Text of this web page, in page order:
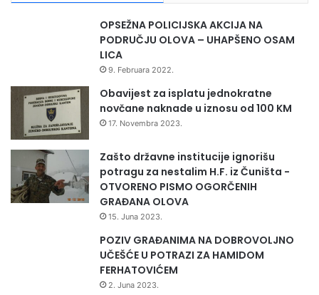
OPSEŽNA POLICIJSKA AKCIJA NA
PODRUČJU OLOVA – UHAPŠENO OSAM
LICA
9. Februara 2022.
Obavijest za isplatu jednokratne
novčane naknade u iznosu od 100 KM
17. Novembra 2023.
Zašto državne institucije ignorišu
potragu za nestalim H.F. iz Čuništa -
OTVORENO PISMO OGORČENIH
GRAĐANA OLOVA
15. Juna 2023.
POZIV GRAĐANIMA NA DOBROVOLJNO
UČEŠĆE U POTRAZI ZA HAMIDOM
FERHATOVIĆEM
2. Juna 2023.